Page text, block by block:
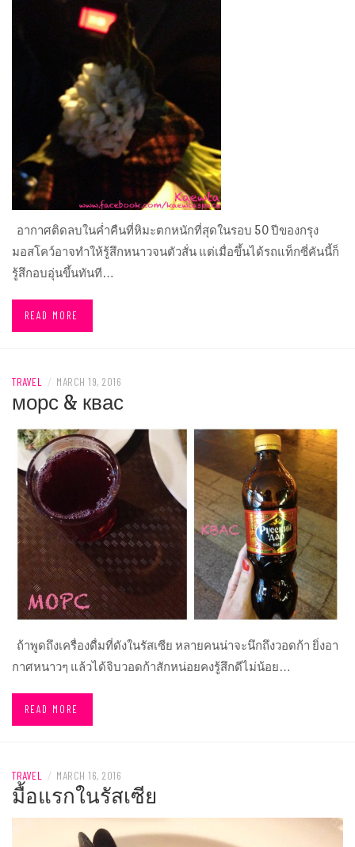
อากาศติดลบในค่ำคืนที่หิมะตกหนักที่สุดในรอบ 50 ปีของกรุง
มอสโคว์อาจทำให้รู้สึกหนาวจนตัวสั่น แต่เมื่อขึ้นได้รถแท็กซี่คันนี้ก็
รู้สึกอบอุ่นขึ้นทันที…
READ MORE
TRAVEL / MARCH 19, 2016
морс & квас
ถ้าพูดถึงเครื่องดื่มที่ดังในรัสเซีย หลายคนน่าจะนึกถึงวอดก้า ยิ่งอา
กาศหนาวๆ แล้วได้จิบวอดก้าสักหน่อยคงรู้สึกดีไม่น้อย…
READ MORE
TRAVEL / MARCH 16, 2016
มื้อแรกในรัสเซีย